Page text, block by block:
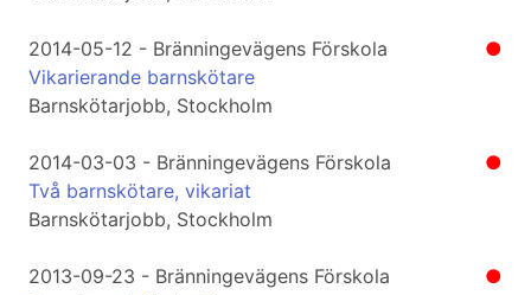
●
2014-05-12 - Bränningevägens Förskola
Vikarierande barnskötare
Barnskötarjobb, Stockholm
●
2014-03-03 - Bränningevägens Förskola
Två barnskötare, vikariat
Barnskötarjobb, Stockholm
●
2013-09-23 - Bränningevägens Förskola